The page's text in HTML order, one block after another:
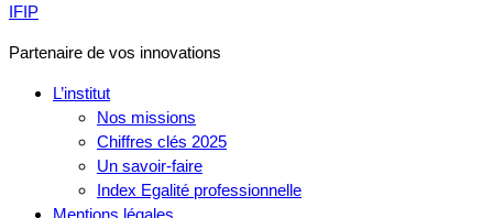
IFIP
Partenaire de vos innovations
L’institut
Nos missions
Chiffres clés 2025
Un savoir-faire
Index Egalité professionnelle
Mentions légales